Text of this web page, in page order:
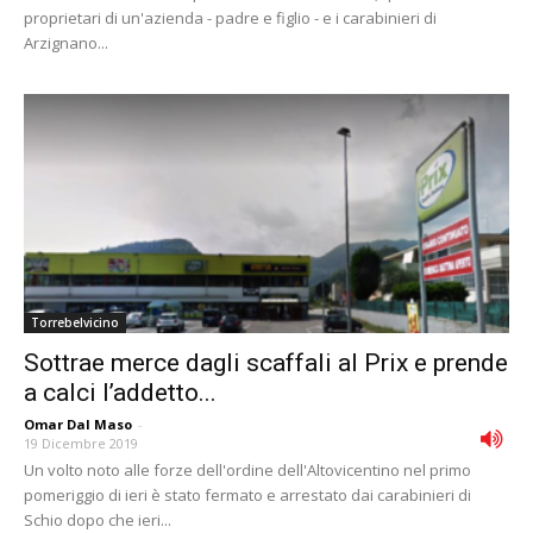
proprietari di un'azienda - padre e figlio - e i carabinieri di
Arzignano...
Torrebelvicino
Sottrae merce dagli scaffali al Prix e prende
a calci l’addetto...
Omar Dal Maso -
19 Dicembre 2019
Un volto noto alle forze dell'ordine dell'Altovicentino nel primo
pomeriggio di ieri è stato fermato e arrestato dai carabinieri di
Schio dopo che ieri...